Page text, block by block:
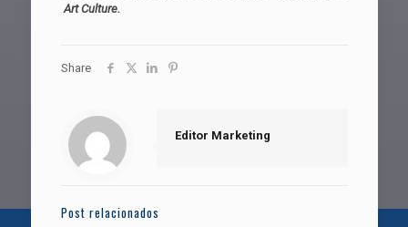
Art Culture.
Share
Editor Marketing
Post relacionados